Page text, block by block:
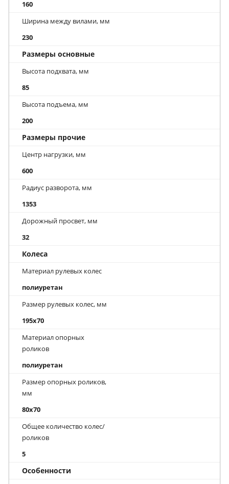
160
Ширина между вилами, мм
230
Размеры основные
Высота подхвата, мм
85
Высота подъема, мм
200
Размеры прочие
Центр нагрузки, мм
600
Радиус разворота, мм
1353
Дорожный просвет, мм
32
Колеса
Материал рулевых колес
полиуретан
Размер рулевых колес, мм
195x70
Материал опорных
роликов
полиуретан
Размер опорных роликов,
мм
80x70
Общее количество колес/
роликов
5
Особенности